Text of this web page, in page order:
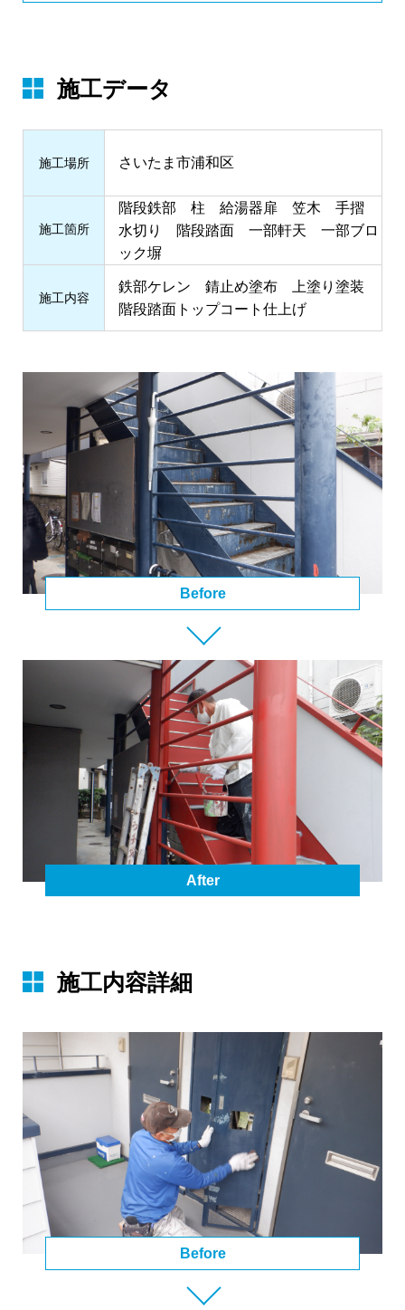
施工データ
施⼯場所 さいたま市浦和区
施⼯箇所
階段鉄部 柱 給湯器扉 笠木 手摺
水切り 階段踏面 一部軒天 一部ブロ
ック塀
施⼯内容
鉄部ケレン 錆止め塗布 上塗り塗装
階段踏面トップコート仕上げ
Before
After
施⼯内容詳細
Before